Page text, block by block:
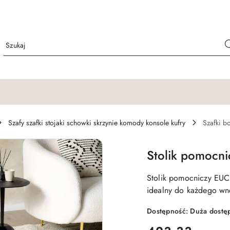
Szafy szafki stojaki schowki skrzynie komody konsole kufry Szafki
Stolik
Stolik pomocniczy
idealny do każdego
Dostępność: Duża